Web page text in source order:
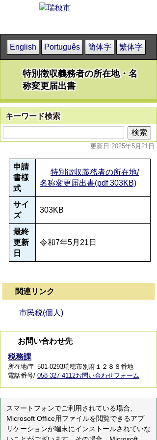
English Português 簡体字 繁体字
特別徴収義務者の所在地・名
称変更届出書
キーワード検索
更新日:2025年5月21日
申請
書様
式
特別徴収義務者の所在地/
名称変更届出書(pdf 303KB)
サイ
ズ
303KB
最終
更新
日
令和7年5月21日
関連リンク
市民税(個人)
お問い合わせ先
税務課
所在地/〒 501-0293瑞穂市別府１２８８番地
電話番号/ 058-327-4112お問い合わせフォーム
スマートフォンでご利用されている場合、
Microsoft Office用ファイルを閲覧できるアプ
リケーションが端末にインストールされていな